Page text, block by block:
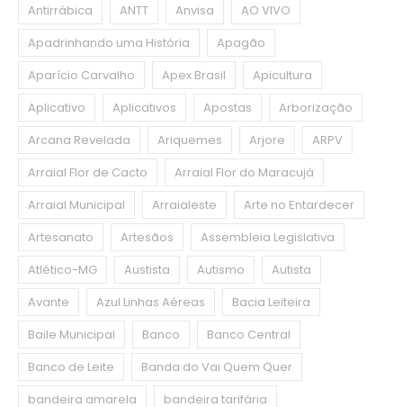
Antirrábica
ANTT Anvisa
AO VIVO
Apadrinhando uma História
Apagão
Aparício Carvalho
Apex Brasil
Apicultura
Aplicativo
Aplicativos Apostas
Arborização
Arcana Revelada
Ariquemes Arjore
ARPV
Arraial Flor de Cacto
Arraial Flor do Maracujá
Arraial Municipal
Arraialeste
Arte no Entardecer
Artesanato
Artesãos
Assembleia Legislativa
Atlético-MG
Austista Autismo
Autista
Avante
Azul Linhas Aéreas
Bacia Leiteira
Baile Municipal
Banco
Banco Central
Banco de Leite
Banda do Vai Quem Quer
bandeira amarela
bandeira tarifária